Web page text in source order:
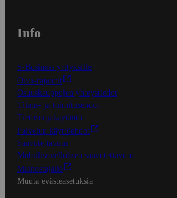
Info
S-Business yrityksille
Oiva-raportit
Osuuskauppojen yhteystiedot
Tilaus- ja toimitusehdot
Tietosuojakäytäntö
Palvelun käyttöehdot
Saavutettavuus
Mobiilisovelluksen saavutettavuus
Mainostajalle
Muuta evästeasetuksia